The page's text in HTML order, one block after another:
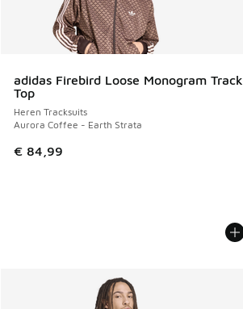
adidas Firebird Loose Monogram Track
Top
Heren Tracksuits
Aurora Coffee - Earth Strata
€ 84,99